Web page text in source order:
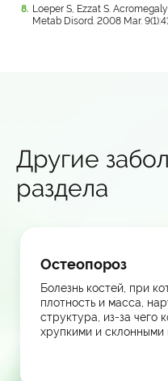
Loeper S, Ezzat S.
Metab Disord. 2008 Mar.
Другие
раздела
Остеопороз
Болезнь костей, при
плотность и масса,
структура, из-за чего
хрупкими и склонными